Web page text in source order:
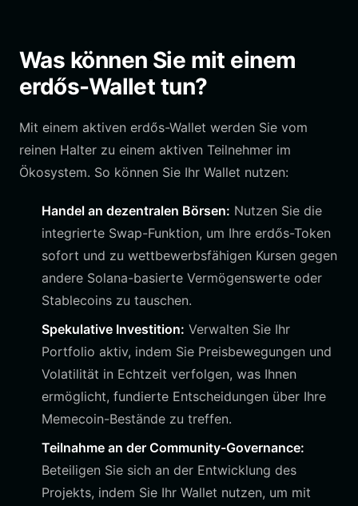
Was können Sie mit einem
erdős-Wallet tun?
Mit einem aktiven erdős-Wallet werden Sie vom
reinen Halter zu einem aktiven Teilnehmer im
Ökosystem. So können Sie Ihr Wallet nutzen:
Handel an dezentralen Börsen: Nutzen Sie die
integrierte Swap-Funktion, um Ihre erdős-Token
sofort und zu wettbewerbsfähigen Kursen gegen
andere Solana-basierte Vermögenswerte oder
Stablecoins zu tauschen.
Spekulative Investition: Verwalten Sie Ihr
Portfolio aktiv, indem Sie Preisbewegungen und
Volatilität in Echtzeit verfolgen, was Ihnen
ermöglicht, fundierte Entscheidungen über Ihre
Memecoin-Bestände zu treffen.
Teilnahme an der Community-Governance:
Beteiligen Sie sich an der Entwicklung des
Projekts, indem Sie Ihr Wallet nutzen, um mit